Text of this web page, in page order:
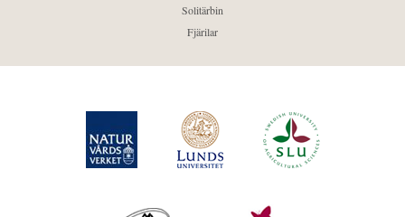
Solitärbin
Fjärilar